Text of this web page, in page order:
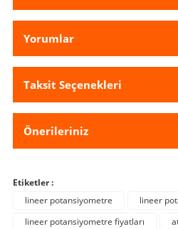
Yorumlar
Taksit Seçenekleri
Önerileriniz
Etiketler :
lineer potansiyometre
lineer
lineer potansiyometre fiyatları